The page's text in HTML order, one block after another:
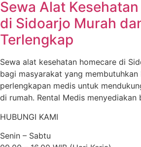
Sewa Alat
di Sidoarjo Murah
Terlengkap
Sewa alat kesehatan homecare di
bagi masyarakat yang membutuhkan
perlengkapan medis untuk
di rumah. Rental Medis menyediakan
HUBUNGI KAMI
Senin – Sabtu